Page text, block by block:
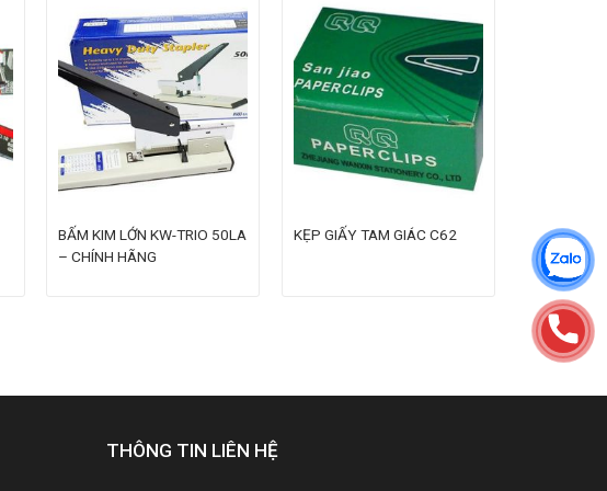
BẤM KIM LỚN KW-TRIO 50LA
– CHÍNH HÃNG
KẸP GIẤY TAM GIÁC C62
THÔNG TIN LIÊN HỆ